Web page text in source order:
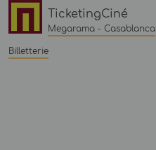
TicketingCiné
Megarama - Casablanca
Billetterie